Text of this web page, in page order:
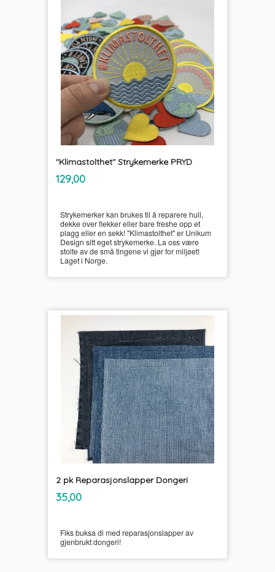
"Klimastolthet" Strykemerke PRYD
Pris
129,00mva.
Strykemerker kan brukes til å reparere hull,
dekke over flekker eller bare freshe opp et
plagg eller en sekk! "Klimastolthet" er Unikum
Design sitt eget strykemerke. La oss være
stolte av de små tingene vi gjør for miljøet!
Laget i Norge.
2 pk Reparasjonslapper Dongeri
Pris
35,00mva.
Fiks buksa di med reparasjonslapper av
gjenbrukt dongeri!